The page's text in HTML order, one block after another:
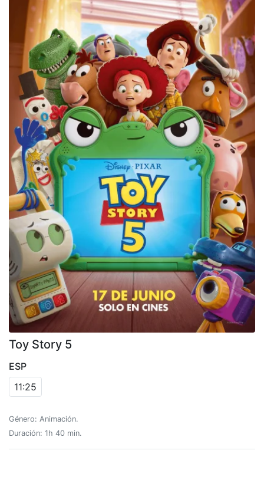
Toy Story 5
ESP
11:25
Género: Animación.
Duración: 1h 40 min.